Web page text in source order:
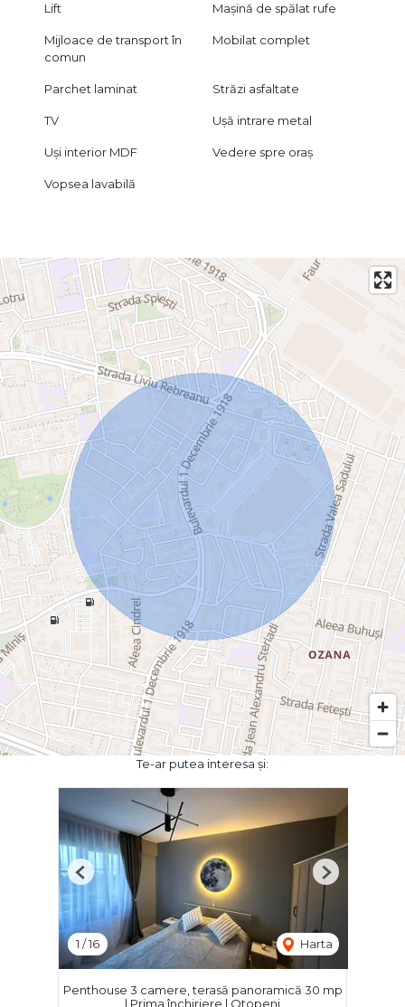
Lift Mașină de spălat rufe
Mijloace de transport în
comun
Mobilat complet
Parchet laminat Străzi asfaltate
TV Ușă intrare metal
Uși interior MDF Vedere spre oraș
Vopsea lavabilă
Te-ar putea interesa și:
1 /16 Harta
Previous Next
Penthouse 3 camere, terasă panoramică 30 mp
| Prima închiriere | Otopeni